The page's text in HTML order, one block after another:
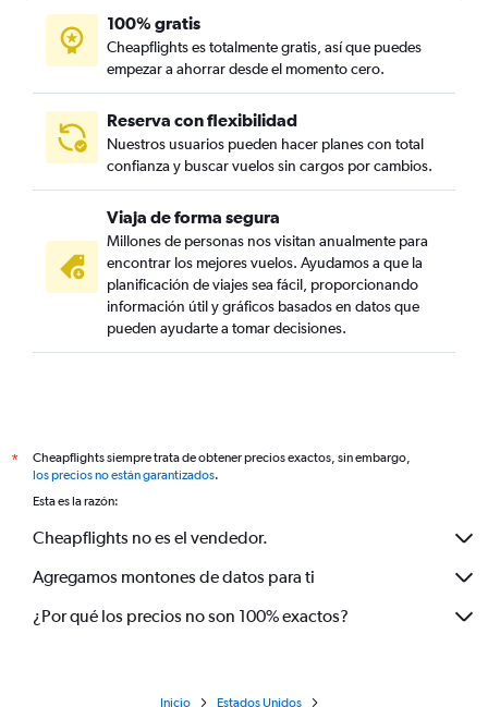
100% gratis
Cheapflights es totalmente gratis, así que puedes
empezar a ahorrar desde el momento cero.
Reserva con flexibilidad
Nuestros usuarios pueden hacer planes con total
confianza y buscar vuelos sin cargos por cambios.
Viaja de forma segura
Millones de personas nos visitan anualmente para
encontrar los mejores vuelos. Ayudamos a que la
planificación de viajes sea fácil, proporcionando
información útil y gráficos basados en datos que
pueden ayudarte a tomar decisiones.
*
Cheapflights siempre trata de obtener precios exactos, sin embargo,
los precios no están garantizados.
Esta es la razón:
Cheapflights no es el vendedor.
Agregamos montones de datos para ti
¿Por qué los precios no son 100% exactos?
Inicio Estados Unidos